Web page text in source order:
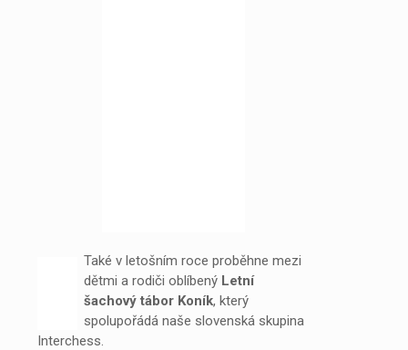
Také v letošním roce proběhne mezi
dětmi a rodiči oblíbený Letní
šachový tábor Koník, který
spolupořádá naše slovenská skupina
Interchess.